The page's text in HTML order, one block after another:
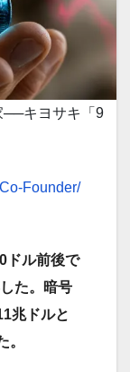
──キヨサキ「9
Co-Founder/
ドル前後で
た。暗号
兆ドルと
。